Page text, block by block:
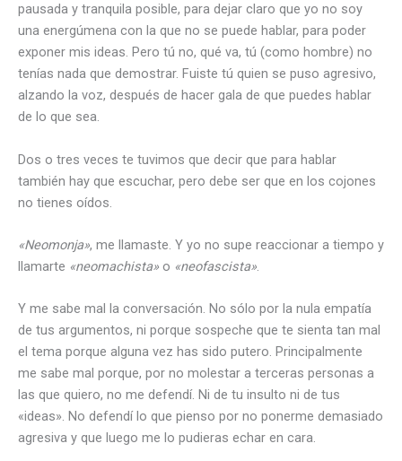
pausada y tranquila posible, para dejar claro que yo no soy
una energúmena con la que no se puede hablar, para poder
exponer mis ideas. Pero tú no, qué va, tú (como hombre) no
tenías nada que demostrar. Fuiste tú quien se puso agresivo,
alzando la voz, después de hacer gala de que puedes hablar
de lo que sea.
Dos o tres veces te tuvimos que decir que para hablar
también hay que escuchar, pero debe ser que en los cojones
no tienes oídos.
«Neomonja», me llamaste. Y yo no supe reaccionar a tiempo y
llamarte «neomachista» o «neofascista».
Y me sabe mal la conversación. No sólo por la nula empatía
de tus argumentos, ni porque sospeche que te sienta tan mal
el tema porque alguna vez has sido putero. Principalmente
me sabe mal porque, por no molestar a terceras personas a
las que quiero, no me defendí. Ni de tu insulto ni de tus
«ideas». No defendí lo que pienso por no ponerme demasiado
agresiva y que luego me lo pudieras echar en cara.